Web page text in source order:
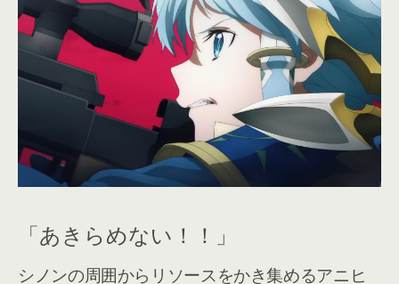
「あきらめない！！」
シノンの周囲からリソースをかき集めるアニヒ